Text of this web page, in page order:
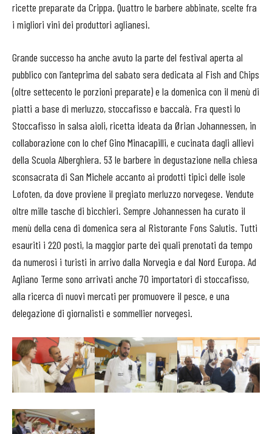
ricette preparate da Crippa. Quattro le barbere abbinate, scelte fra
i migliori vini dei produttori aglianesi.
Grande successo ha anche avuto la parte del festival aperta al
pubblico con l’anteprima del sabato sera dedicata al Fish and Chips
(oltre settecento le porzioni preparate) e la domenica con il menù di
piatti a base di merluzzo, stoccafisso e baccalà. Fra questi lo
Stoccafisso in salsa aioli, ricetta ideata da Ørian Johannessen, in
collaborazione con lo chef Gino Minacapilli, e cucinata dagli allievi
della Scuola Alberghiera. 53 le barbere in degustazione nella chiesa
sconsacrata di San Michele accanto ai prodotti tipici delle isole
Lofoten, da dove proviene il pregiato merluzzo norvegese. Vendute
oltre mille tasche di bicchieri. Sempre Johannessen ha curato il
menù della cena di domenica sera al Ristorante Fons Salutis. Tutti
esauriti i 220 posti, la maggior parte dei quali prenotati da tempo
da numerosi i turisti in arrivo dalla Norvegia e dal Nord Europa. Ad
Agliano Terme sono arrivati anche 70 importatori di stoccafisso,
alla ricerca di nuovi mercati per promuovere il pesce, e una
delegazione di giornalisti e sommellier norvegesi.